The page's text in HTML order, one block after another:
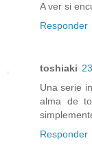
A ver si
Responder
toshiaki
Una serie
alma de
Responder